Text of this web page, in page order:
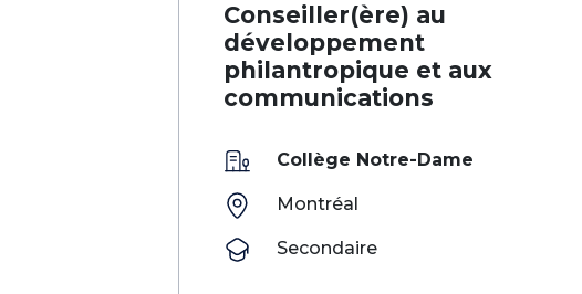
Conseiller(ère) au
développement
philantropique et aux
communications
Collège Notre-Dame
Montréal
Secondaire